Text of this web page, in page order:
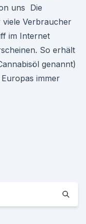
uns Die
viele Verbraucher
im Internet
So erhält
genannt)
immer